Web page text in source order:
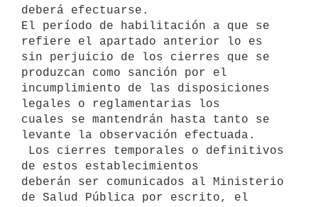
deberá efectuarse.
El período de habilitación a que se
refiere el apartado anterior lo es
sin perjuicio de los cierres que se
produzcan como sanción por el
incumplimiento de las disposiciones
legales o reglamentarias los
cuales se mantendrán hasta tanto se
levante la observación efectuada.
de estos establecimientos
deberán ser comunicados al Ministerio
de Salud Pública por escrito, el